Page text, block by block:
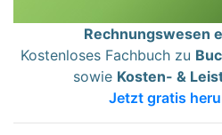
Rechnungswesen
Kostenloses Fachbuch zu
sowie Kosten- &
Jetzt gratis